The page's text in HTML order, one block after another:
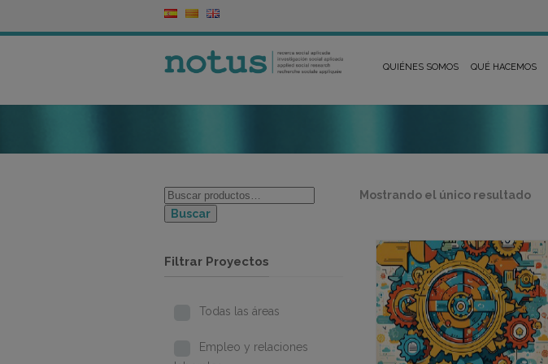
QUIÉNES SOMOS QUÉ HACEMOS
Mostrando el único resultado
Buscar
Filtrar Proyectos
Todas las áreas
Empleo y relaciones